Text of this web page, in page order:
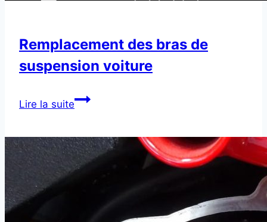
Remplacement des bras de
suspension voiture
Lire la suiteRemplacement
de
suspension
voiture